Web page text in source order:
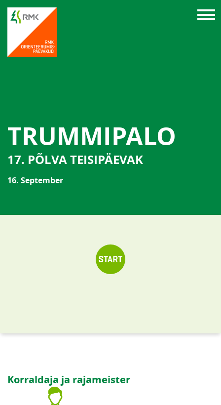
TRUMMIPALO
17. PÕLVA TEISIPÄEVAK
16. September
Korraldaja ja rajameister